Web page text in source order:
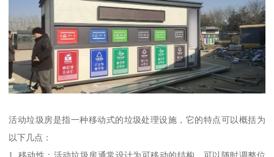
活动垃圾房是指一种移动式的垃圾处理设施，它的特点可以概括为
以下几点：